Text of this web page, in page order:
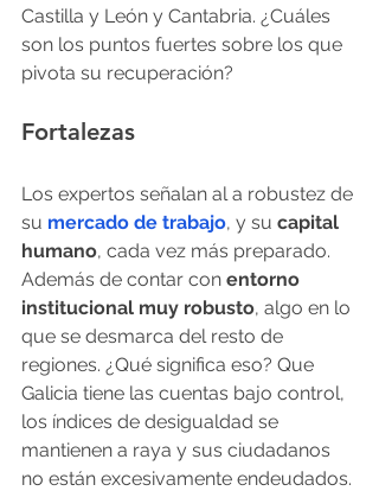
Castilla y León y Cantabria. ¿Cuáles
son los puntos fuertes sobre los que
pivota su recuperación?
Fortalezas
Los expertos señalan al a robustez de
su mercado de trabajo, y su capital
humano, cada vez más preparado.
Además de contar con entorno
institucional muy robusto, algo en lo
que se desmarca del resto de
regiones. ¿Qué significa eso? Que
Galicia tiene las cuentas bajo control,
los índices de desigualdad se
mantienen a raya y sus ciudadanos
no están excesivamente endeudados.